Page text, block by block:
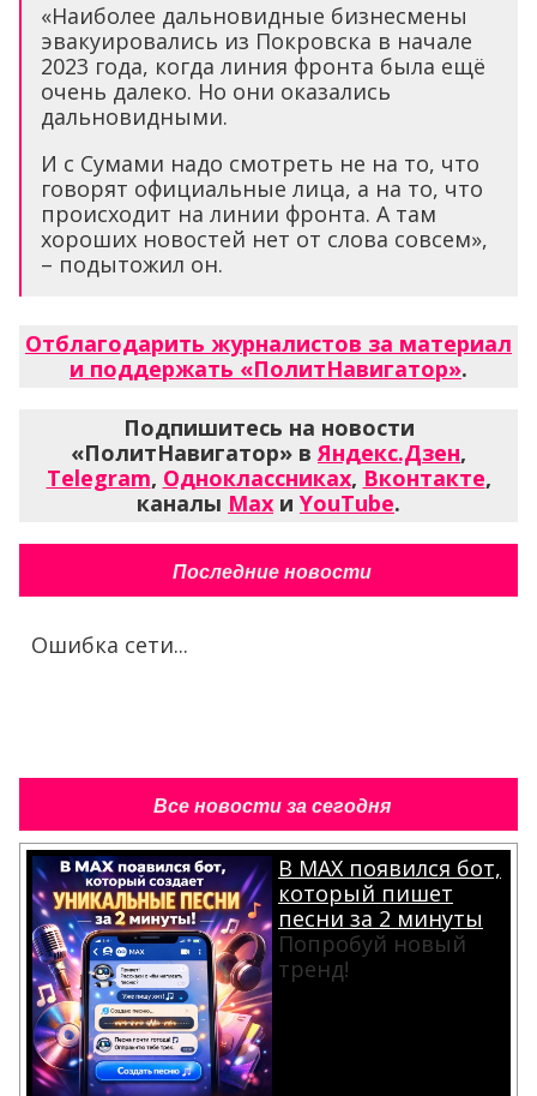
«Наиболее дальновидные бизнесмены
эвакуировались из Покровска в начале
2023 года, когда линия фронта была ещё
очень далеко. Но они оказались
дальновидными.
И с Сумами надо смотреть не на то, что
говорят официальные лица, а на то, что
происходит на линии фронта. А там
хороших новостей нет от слова совсем»,
– подытожил он.
Отблагодарить журналистов за материал
и поддержать «ПолитНавигатор».
Подпишитесь на новости
«ПолитНавигатор» вЯндекс.Дзен,
Telegram, Одноклассниках, Вконтакте,
каналы Max и YouTube.
Последние новости
Ошибка сети...
Все новости за сегодня
В MAX появился бот,
который пишет
песни за 2 минуты
Попробуй новый
тренд!